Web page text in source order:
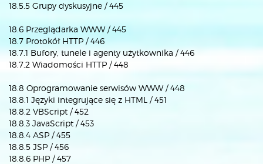
18.5.5 Grupy dyskusyjne / 445
18.6 Przeglądarka WWW / 445
18.7 Protokół HTTP / 446
18.7.1 Bufory, tunele i agenty użytkownika / 446
18.7.2 Wiadomości HTTP / 448
18.8 Oprogramowanie serwisów WWW / 448
18.8.1 Języki integrujące się z HTML / 451
18.8.2 VBScript / 452
18.8.3 JavaScript / 453
18.8.4 ASP / 455
18.8.5 JSP / 456
18.8.6 PHP / 457